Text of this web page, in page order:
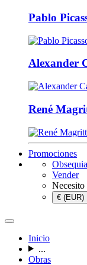
Pablo
Alexander
René
Promociones
Vender
Necesito
€ (EUR)
Inicio
...
Obras